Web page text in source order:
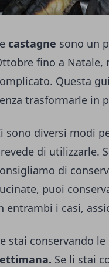
castagne sono un
fino a Natale,
Questa
trasformarle in
sono diversi modi
di utilizzarle.
di
puoi
entrambi i casi,
stai conservando
Se li stai